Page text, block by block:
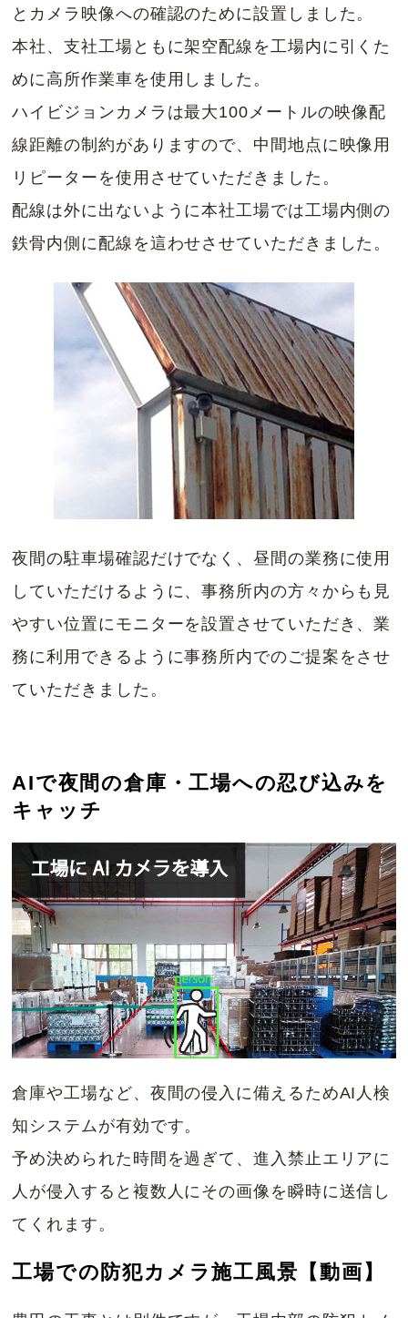
とカメラ映像への確認のために設置しました。
本社、支社工場ともに架空配線を工場内に引くた
めに高所作業車を使用しました。
ハイビジョンカメラは最大100メートルの映像配
線距離の制約がありますので、中間地点に映像用
リピーターを使用させていただきました。
配線は外に出ないように本社工場では工場内側の
鉄骨内側に配線を這わせさせていただきました。
夜間の駐車場確認だけでなく、昼間の業務に使用
していただけるように、事務所内の方々からも見
やすい位置にモニターを設置させていただき、業
務に利用できるように事務所内でのご提案をさせ
ていただきました。
AIで夜間の倉庫・工場への忍び込みを
キャッチ
倉庫や工場など、夜間の侵入に備えるためAI人検
知システムが有効です。
予め決められた時間を過ぎて、進入禁止エリアに
人が侵入すると複数人にその画像を瞬時に送信し
てくれます。
工場での防犯カメラ施工風景【動画】